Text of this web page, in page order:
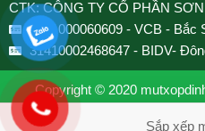
CTK: CÔNG TY CỔ PHẦN
0501000060609 - VCB - Bắc
31410002468647 - BIDV-
Copyright © 2020